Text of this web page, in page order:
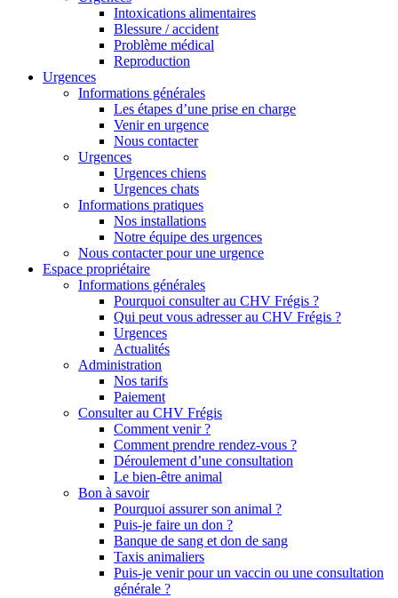
Intoxications alimentaires
Blessure / accident
Problème médical
Reproduction
Urgences
Informations générales
Les étapes d’une prise en charge
Venir en urgence
Nous contacter
Urgences
Urgences chiens
Urgences chats
Informations pratiques
Nos installations
Notre équipe des urgences
Nous contacter pour une urgence
Espace propriétaire
Informations générales
Pourquoi consulter au CHV Frégis ?
Qui peut vous adresser au CHV Frégis ?
Urgences
Actualités
Administration
Nos tarifs
Paiement
Consulter au CHV Frégis
Comment venir ?
Comment prendre rendez-vous ?
Déroulement d’une consultation
Le bien-être animal
Bon à savoir
Pourquoi assurer son animal ?
Puis-je faire un don ?
Banque de sang et don de sang
Taxis animaliers
Puis-je venir pour un vaccin ou une consultation
générale ?